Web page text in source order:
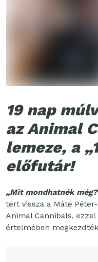
19 nap
az Animal
lemeze, a
előfutár!
„Mit mondhatnék
tért vissza a Máté
Animal Cannibals,
értelmében